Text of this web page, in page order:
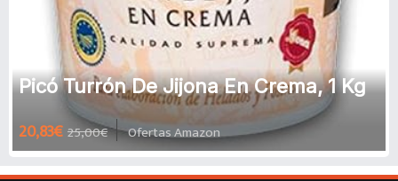
Picó Turrón De Jijona En Crema, 1 Kg
20,83€ 25,00€ Ofertas Amazon